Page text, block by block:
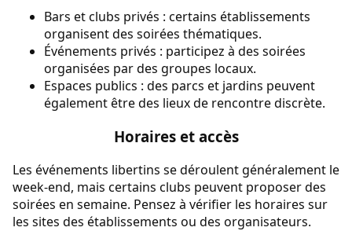
Bars et clubs privés : certains établissements
organisent des soirées thématiques.
Événements privés : participez à des soirées
organisées par des groupes locaux.
Espaces publics : des parcs et jardins peuvent
également être des lieux de rencontre discrète.
Horaires et accès
Les événements libertins se déroulent généralement le
week-end, mais certains clubs peuvent proposer des
soirées en semaine. Pensez à vérifier les horaires sur
les sites des établissements ou des organisateurs.